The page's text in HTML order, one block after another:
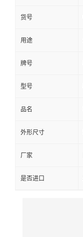
线
货号
用途
牌号
型号
品名
外形尺寸
厂家
是否进口